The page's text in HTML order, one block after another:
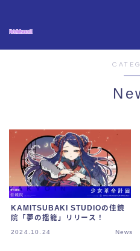
KAMITSUBAKI STUDIOの佳鏡
院「夢の揺籠」リリース！
2024.10.24 News